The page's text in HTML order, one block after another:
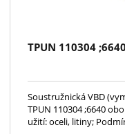
TPUN 110304
Soustružnická VBD
TPUN 110304 ;6640
užití: oceli, litiny;